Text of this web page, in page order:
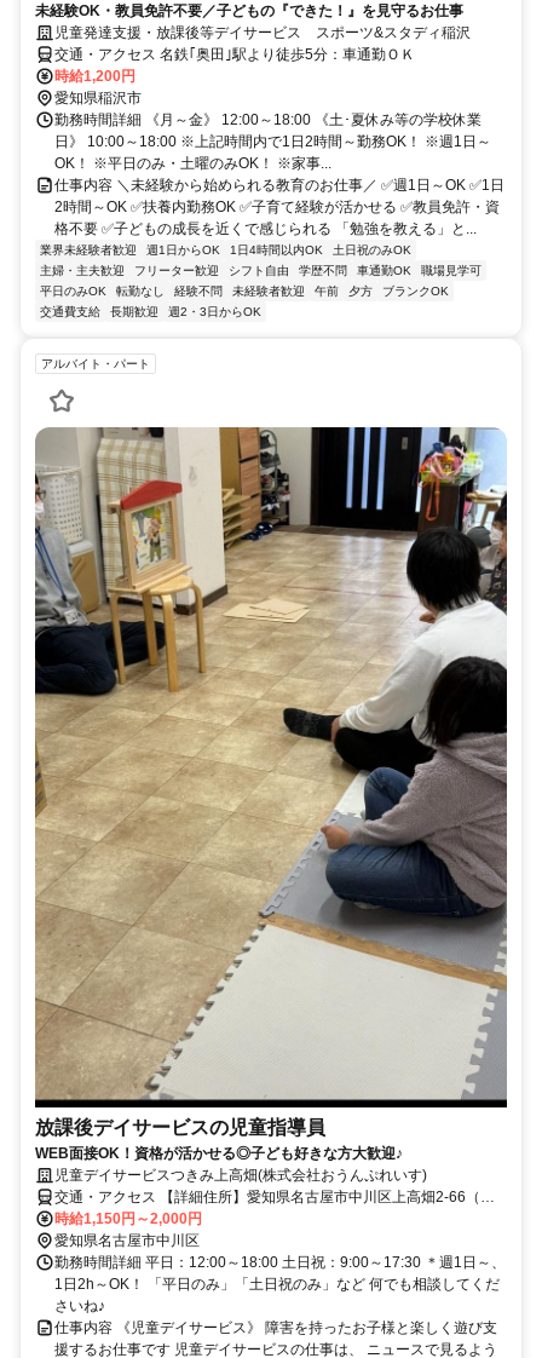
未経験OK・教員免許不要／子どもの『できた！』を見守るお仕事
児童発達支援・放課後等デイサービス スポーツ&スタディ稲沢
交通・アクセス 名鉄｢奥田｣駅より徒歩5分：車通勤ＯＫ
時給1,200円
愛知県稲沢市
勤務時間詳細 《月～金》 12:00～18:00 《土･夏休み等の学校休業
日》 10:00～18:00 ※上記時間内で1日2時間～勤務OK！ ※週1日～
OK！ ※平日のみ・土曜のみOK！ ※家事...
仕事内容 ＼未経験から始められる教育のお仕事／ ✅週1日～OK ✅1日
2時間～OK ✅扶養内勤務OK ✅子育て経験が活かせる ✅教員免許・資
格不要 ✅子どもの成長を近くで感じられる 「勉強を教える」と...
業界未経験者歓迎 週1日からOK 1日4時間以内OK
土日祝のみOK
主婦・主夫歓迎
フリーター歓迎 シフト自由 学歴不問 車通勤OK
職場見学可
平日のみOK
転勤なし 経験不問 未経験者歓迎 午前 夕方
ブランクOK
交通費支給
長期歓迎 週2・3日からOK
アルバイト・パート
放課後デイサービスの児童指導員
WEB面接OK！資格が活かせる◎子ども好きな方大歓迎♪
児童デイサービスつきみ上高畑(株式会社おうんぷれいす)
交通・アクセス 【詳細住所】愛知県名古屋市中川区上高畑2-66（八
田駅から徒歩3分※車通勤OK）
時給1,150円～2,000円
愛知県名古屋市中川区
勤務時間詳細 平日：12:00～18:00 土日祝：9:00～17:30 ＊週1日～、
1日2h～OK！ 「平日のみ」「土日祝のみ」など 何でも相談してくだ
さいね♪
仕事内容 《児童デイサービス》 障害を持ったお子様と楽しく遊び支
援するお仕事です 児童デイサービスの仕事は、 ニュースで見るよう